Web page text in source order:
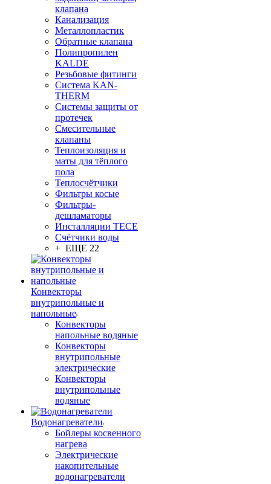
клапана
Канализация
Металлопластик
Обратные клапана
Полипропилен
KALDE
Резьбовые фитинги
Система KAN-
THERM
Системы защиты от
протечек
Смесительные
клапаны
Теплоизоляция и
маты для тёплого
пола
Теплосчётчики
Фильтры косые
Фильтры-
дешламаторы
Инсталляции TECE
Счётчики воды
+ ЕЩЕ 22
Конвекторы
внутрипольные и
напольные
Конвекторы
напольные водяные
Конвекторы
внутрипольные
электрические
Конвекторы
внутрипольные
водяные
Водонагреватели
Бойлеры косвенного
нагрева
Электрические
накопительные
водонагреватели